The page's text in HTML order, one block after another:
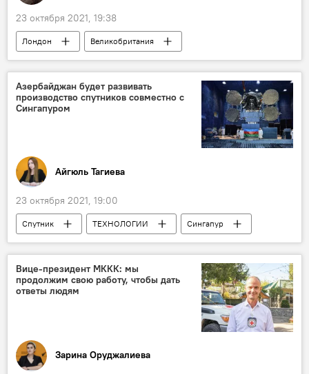
23 октября 2021, 19:38
Лондон
Великобритания
Сепаратизм
Колумнисты
Азербайджан будет развивать
производство спутников совместно с
Сингапуром
Айгюль Тагиева
23 октября 2021, 19:00
Спутник ТЕХНОЛОГИИ
Сингапур
производство
ОАО Azərkosmos
Азербайджан
Вице-президент МККК: мы
продолжим свою работу, чтобы дать
ответы людям
Зарина Оруджалиева